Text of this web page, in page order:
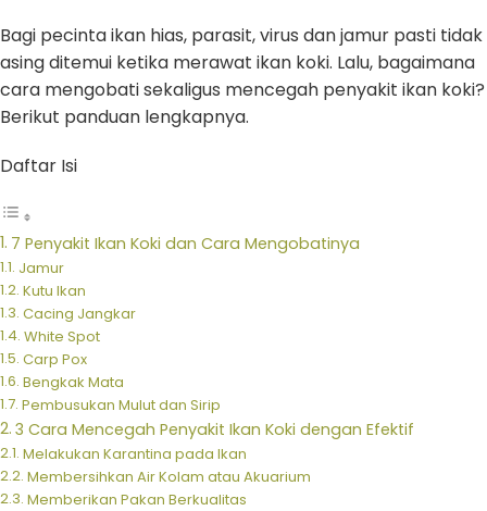
Bagi pecinta ikan hias, parasit, virus dan jamur pasti tidak
asing ditemui ketika merawat ikan koki. Lalu, bagaimana
cara mengobati sekaligus mencegah penyakit ikan koki?
Berikut panduan lengkapnya.
Daftar Isi
7 Penyakit Ikan Koki dan Cara Mengobatinya
Jamur
Kutu Ikan
Cacing Jangkar
White Spot
Carp Pox
Bengkak Mata
Pembusukan Mulut dan Sirip
3 Cara Mencegah Penyakit Ikan Koki dengan Efektif
Melakukan Karantina pada Ikan
Membersihkan Air Kolam atau Akuarium
Memberikan Pakan Berkualitas